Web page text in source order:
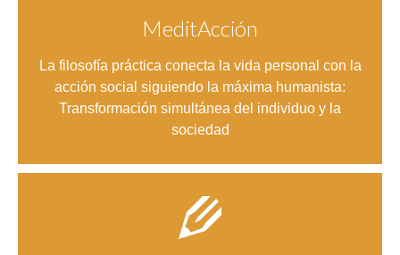
MeditAcción
La filosofía práctica conecta la vida personal con la
acción social siguiendo la máxima humanista:
Transformación simultánea del individuo y la
sociedad